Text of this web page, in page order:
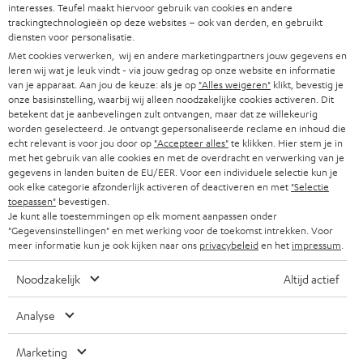
w
s
b
r
i
e
f
HIFI-SPEAKERS
BLUETOOTH
KOPTELEFOONS
BLUETOOTH KOPTELEFOONS
COMPLETE SETS
SPEAKERS
ULTIMA
IN-EAR
FANSHOP
PERS & MARKETING
B2B
PARTNERPROGRAMMA
BLOG
NEWSLETTER
STORES
TEUFEL VOORDELEN
OOSTENRIJK
ZWITSERLAND
NEDERLAND
BELGIË
FRANKRIJK
POLEN
ITALIË
'Kennelijke' (typ)fouten voorbehouden. De op de foto's afgebeelde
accessoires zijn niet bij de levering inbegrepen. Eventuele
interesses. Teufel maakt hiervoor gebruik van cookies en andere
trackingtechnologieën op deze websites – ook van derden, en gebruikt
diensten voor personalisatie.
Met cookies verwerken, wij en andere marketingpartners jouw gegevens en
leren wij wat je leuk vindt - via jouw gedrag op onze website en informatie
van je apparaat. Aan jou de keuze: als je op "Alles weigeren" klikt, bevestig je
onze basisinstelling, waarbij wij alleen noodzakelijke cookies activeren. Dit
betekent dat je aanbevelingen zult ontvangen, maar dat ze willekeurig
worden geselecteerd. Je ontvangt gepersonaliseerde reclame en inhoud die
echt relevant is voor jou door op "Accepteer alles"te klikken. Hier stem je in
met het gebruik van alle cookies en met de overdracht en verwerking van je
gegevens in landen buiten de EU/EER. Voor een individuele selectie kun je
ook elke categorie afzonderlijk activeren of deactiveren en met "Selectie
toepassen" bevestigen.
Je kunt alle toestemmingen op elk moment aanpassen onder
"Gegevensinstellingen" en met werking voor de toekomst intrekken. Voor
meer informatie kun je ook kijken naar ons privacybeleiden het impressum
Noodzakelijk Altijd actief
Analyse
Marketing